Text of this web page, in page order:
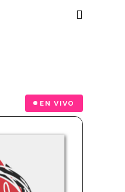
EN VIVO